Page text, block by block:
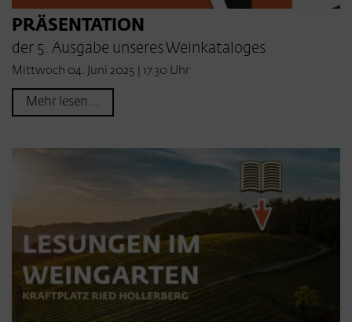
PRÄSENTATION
der 5. Ausgabe unseres Weinkataloges
Mittwoch 04. Juni 2025 | 17:30 Uhr
Mehr lesen...